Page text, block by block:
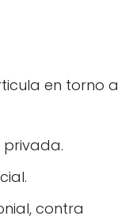
en torno a
contra